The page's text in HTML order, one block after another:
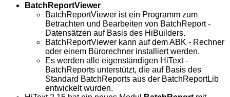
BatchReportViewer
BatchReportViewer ist ein Programm zum
Betrachten und Bearbeiten von BatchReport -
Datensätzen auf Basis des HiBuilders.
BatchReportViewer kann auf dem ABK - Rechner
oder einem Bürorechner installiert werden.
Es werden alle eigenständigen HiText -
BatchReports unterstützt, die auf Basis des
Standard BatchReports aus der BatchReportLib
entwickelt wurden.